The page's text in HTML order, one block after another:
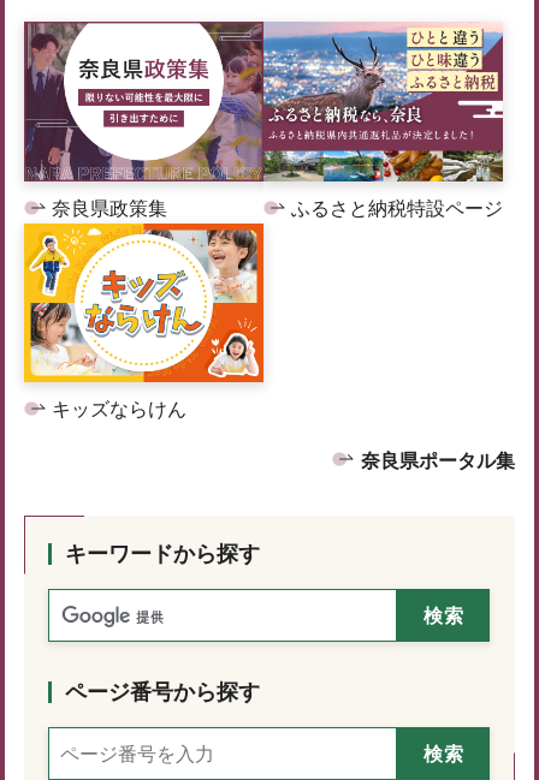
奈良県政策集 ふるさと納税特設ページ
キッズならけん
奈良県ポータル集
キーワードから探す
ページ番号から探す